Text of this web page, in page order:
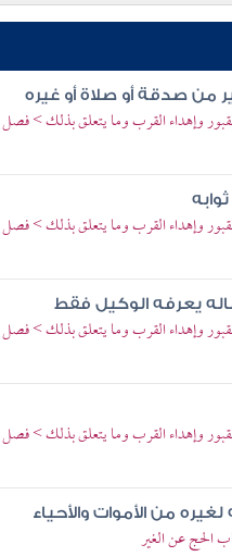
من صدقة أو صلاة أو غيره
وإهداء القرب وما يتعلق بذلك >
وإهداء القرب وما يتعلق بذلك >
يعرفه الوكيل فقط
وإهداء القرب وما يتعلق بذلك >
وإهداء القرب وما يتعلق بذلك >
من الأموات والأحياء
الحج عن الغير